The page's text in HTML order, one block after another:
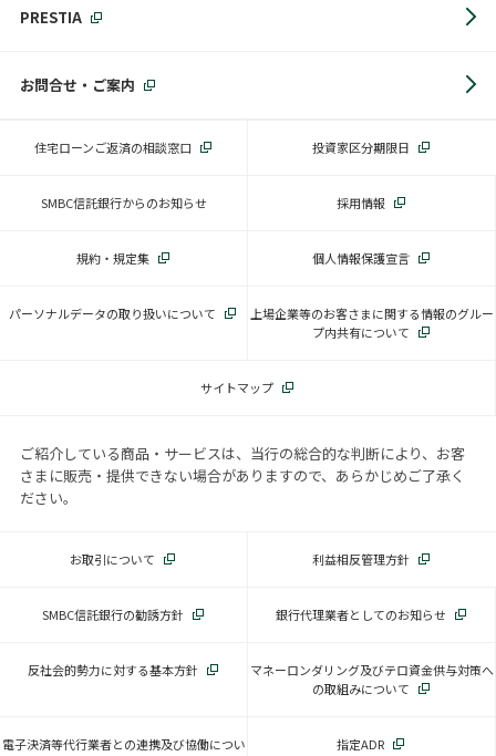
PRESTIA
お問合せ・ご案内
住宅ローンご返済の相談窓口 投資家区分期限日
SMBC信託銀行からのお知らせ 採用情報
規約・規定集 個人情報保護宣言
パーソナルデータの取り扱いについて
上場企業等のお客さまに関する情報のグルー
プ内共有について
サイトマップ
ご紹介している商品・サービスは、当行の総合的な判断により、お客
さまに販売・提供できない場合がありますので、あらかじめご了承く
ださい。
お取引について 利益相反管理方針
SMBC信託銀行の勧誘方針 銀行代理業者としてのお知らせ
反社会的勢力に対する基本方針
マネーロンダリング及びテロ資金供与対策へ
の取組みについて
電子決済等代行業者との連携及び協働につい
指定ADR